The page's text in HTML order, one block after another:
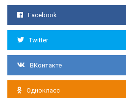
Facebook
Twitter
ВКонтакте
Однокласс